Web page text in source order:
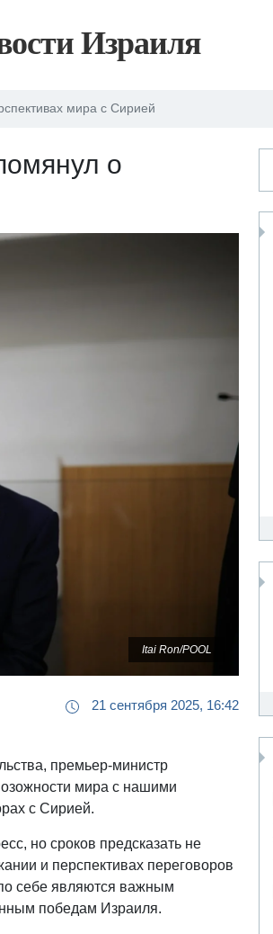
Израиля
мира с Сирией
о
Itai Ron/POOL
21 сентября 2025, 16:42
премьер-министр
мира с нашими
с Сирией.
но сроков предсказать не
и перспективах переговоров
себе являются важным
победам Израиля.